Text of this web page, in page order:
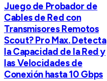
Juego de Probador de
Cables de Red con
Transmisores Remotos
Scout? Pro Max. Detecta
la Capacidad de la Red y
las Velocidades de
Conexión hasta 10 Gbps